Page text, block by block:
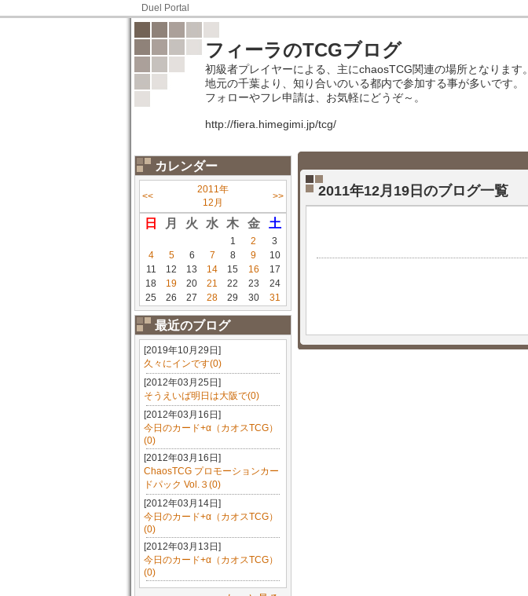
Duel Portal
フィーラのTCGブログ
初級者プレイヤーによる、主にchaosTCG関連の場所となります。
地元の千葉より、知り合いのいる都内で参加する事が多いです。
フォローやフレ申請は、お気軽にどうぞ～。
http://fiera.himegimi.jp/tcg/
カレンダー
<<
2011年
12月
>>
日 月 火 水 木 金 土
1 2
3
4
5 6 7 8 9
10
11
12 13 14 15 16
17
18
19 20 21 22 23
24
25
26 27 28 29 30 31
最近のブログ
[2019年10月29日]
久々にインです(0)
[2012年03月25日]
そうえいば明日は大阪で(0)
[2012年03月16日]
今日のカード+α（カオスTCG）
(0)
[2012年03月16日]
ChaosTCG プロモーションカー
ドパック Vol.３(0)
[2012年03月14日]
今日のカード+α（カオスTCG）
(0)
[2012年03月13日]
今日のカード+α（カオスTCG）
(0)
2011年12月19日のブログ一覧